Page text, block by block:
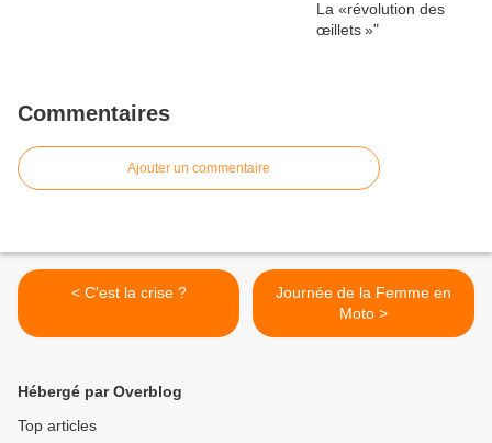
Commentaires
Ajouter un commentaire
< C'est la crise ?
Journée de la Femme en
Moto >
Hébergé par Overblog
Top articles